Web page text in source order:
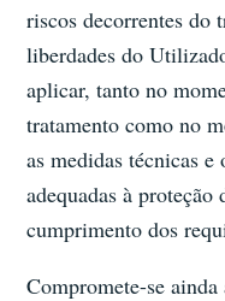
riscos decorrentes do
liberdades do
aplicar, tanto no
tratamento como no
as medidas técnicas e
adequadas à
cumprimento dos
Compromete-se